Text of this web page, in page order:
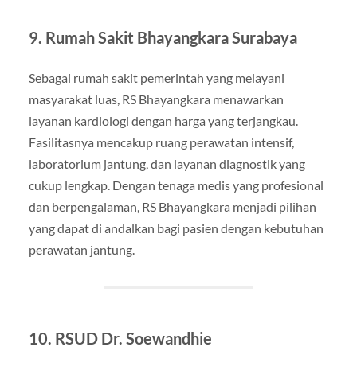
9. Rumah Sakit Bhayangkara Surabaya
Sebagai rumah sakit pemerintah yang melayani
masyarakat luas, RS Bhayangkara menawarkan
layanan kardiologi dengan harga yang terjangkau.
Fasilitasnya mencakup ruang perawatan intensif,
laboratorium jantung, dan layanan diagnostik yang
cukup lengkap. Dengan tenaga medis yang profesional
dan berpengalaman, RS Bhayangkara menjadi pilihan
yang dapat di andalkan bagi pasien dengan kebutuhan
perawatan jantung.
10. RSUD Dr. Soewandhie